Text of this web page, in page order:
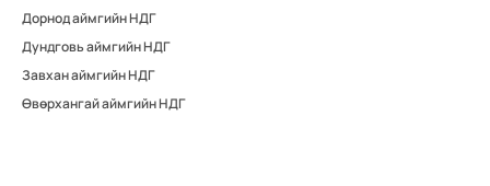
Дорнод аймгийн НДГ
Дундговь аймгийн НДГ
Завхан аймгийн НДГ
Өвөрхангай аймгийн НДГ